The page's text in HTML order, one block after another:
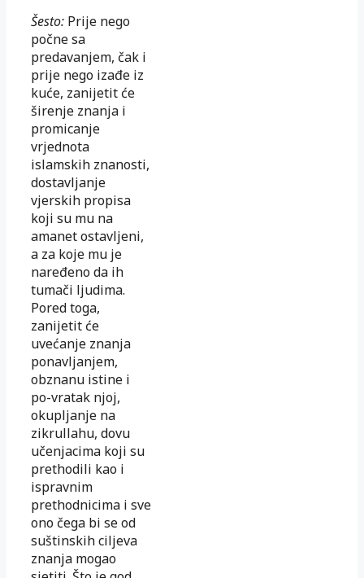
Šesto: Prije nego
počne sa
predavanjem, čak i
prije nego izađe iz
kuće, zanijetit će
širenje znanja i
promicanje
vrjednota
islamskih znanosti,
dostavljanje
vjerskih propisa
koji su mu na
amanet ostavljeni,
a za koje mu je
naređeno da ih
tumači ljudima.
Pored toga,
zanijetit će
uvećanje znanja
ponavljanjem,
obznanu istine i
po-vratak njoj,
okupljanje na
zikrullahu, dovu
učenjacima koji su
prethodili kao i
ispravnim
prethodnicima i sve
ono čega bi se od
suštinskih ciljeva
znanja mogao